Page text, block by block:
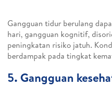
Gangguan tidur berulang
hari, gangguan kognitif,
peningkatan risiko jatuh.
berdampak pada tingkat
5. Gangguan